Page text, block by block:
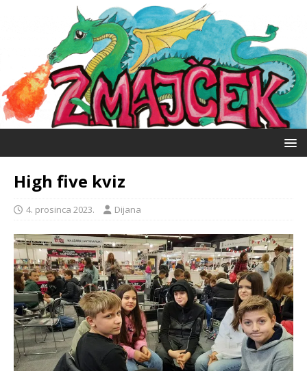
High five kviz
4. prosinca 2023. Dijana